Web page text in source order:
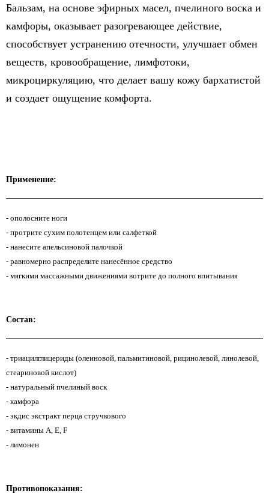
Бальзам, на основе эфирных масел, пчелиного воска и
камфоры, оказывает разогревающее действие,
способствует устранению отечности, улучшает обмен
веществ, кровообращение, лимфотоки,
микроциркуляцию, что делает вашу кожу бархатистой
и создает ощущение комфорта.
Применение:
- ополосните ноги
- протрите сухим полотенцем или салфеткой
- нанесите апельсиновой палочкой
- равномерно распределите нанесённое средство
- мягкими массажными движениями вотрите до полного впитывания
Состав:
- триацилглицериды (олеиновой, пальмитиновой, рицинолевой, линолевой,
стеариновой кислот)
- натуральный пчелиный воск
- камфора
- экдис экстракт перца стручкового
- витамины А, Е, F
- лимонен
Противопоказания: